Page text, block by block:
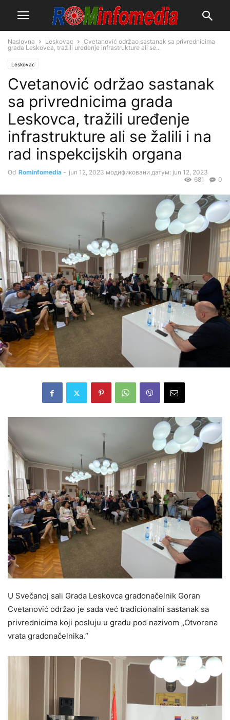
Naslovna Leskovac
Cvetanović održao sastanak sa privrednicima
grada Leskovca, tražili uređenje infrastrukture ali se...
Leskovac
Cvetanović održao sastanak
sa privrednicima grada
Leskovca, tražili uređenje
infrastrukture ali se žalili i na
rad inspekcijskih organa
Od Rominfomedia - jun 12, 2023 модификовани датум: jun 12, 2023
0
681
U Svečanoj sali Grada Leskovca gradonačelnik Goran
Cvetanović održao je sada već tradicionalni sastanak sa
privrednicima koji posluju u gradu pod nazivom „Otvorena
vrata gradonačelnika.“